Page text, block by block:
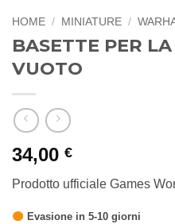
HOME / MINIATURE /
BASETTE PER
VUOTO
34,00 €
Prodotto ufficiale Games
Evasione in 5-10 giorni